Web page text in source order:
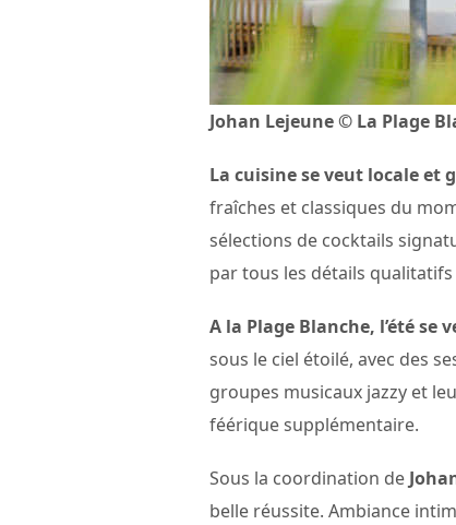
Johan Lejeune © La Plage
La cuisine se veut locale et
fraîches et classiques du
sélections de cocktails
par tous les détails
A la Plage Blanche, l’été se
sous le ciel étoilé, avec des
groupes musicaux jazzy et
féérique supplémentaire.
Sous la coordination de
belle réussite. Ambiance